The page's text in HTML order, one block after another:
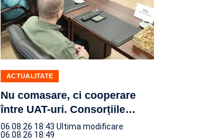
ACTUALITATE
Nu comasare, ci cooperare
între UAT-uri. Consorțiile…
06.08.26 18:43 Ultima modificare
06.08.26 18:49